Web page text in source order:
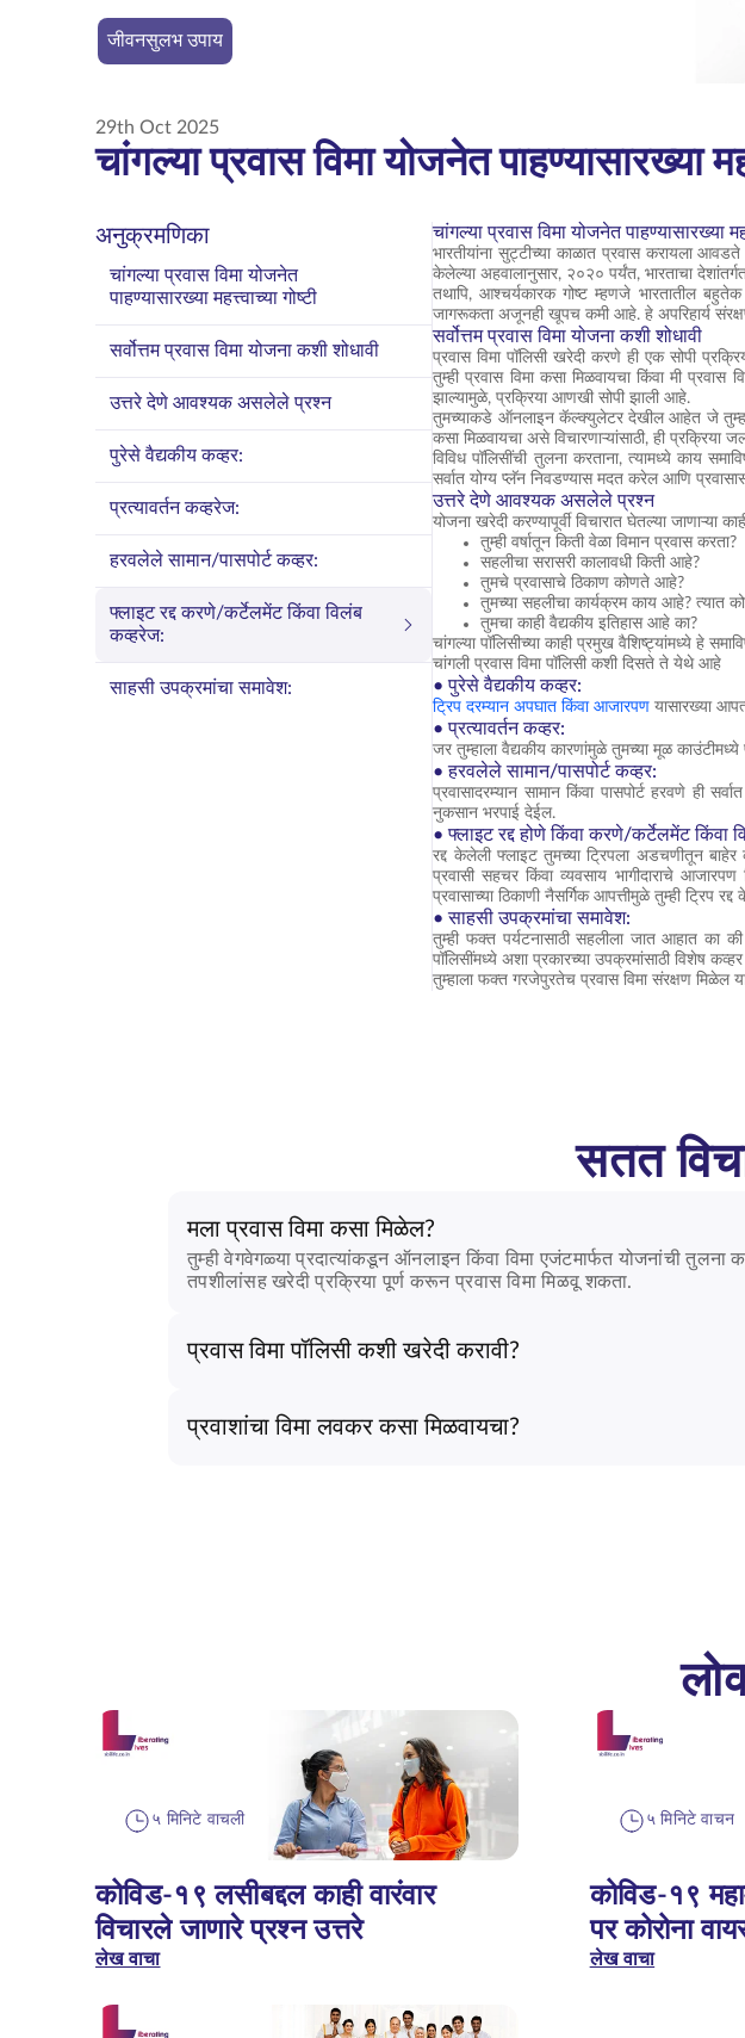
जीवनसुलभ उपाय
29th Oct 2025
चांगल्या प्रवास विमा योजनेत पाहण्यासारख्या
अनुक्रमणिका
चांगल्या प्रवास विमा योजनेत
पाहण्यासारख्या महत्त्वाच्या गोष्टी
सर्वोत्तम प्रवास विमा योजना कशी शोधावी
उत्तरे देणे आवश्यक असलेले प्रश्न
पुरेसे वैद्यकीय कव्हर:
प्रत्यावर्तन कव्हरेज:
हरवलेले सामान/पासपोर्ट कव्हर:
फ्लाइट रद्द करणे/कर्टेलमेंट किंवा विलंब
कव्हरेज:
साहसी उपक्रमांचा समावेश:
चांगल्या प्रवास विमा योजनेत पाहण्यासारख्या
भारतीयांना सुट्टीच्या काळात प्रवास करायला
केलेल्या अहवालानुसार, २०२० पर्यंत, भारताचा
तथापि, आश्चर्यकारक गोष्ट म्हणजे भारतातील बहुतेक
जागरूकता अजूनही खूपच कमी आहे. हे अपरिहार्य
सर्वोत्तम प्रवास विमा योजना कशी शोधावी
प्रवास विमा पॉलिसी खरेदी करणे ही एक सोपी
तुम्ही प्रवास विमा कसा मिळवायचा किंवा मी
झाल्यामुळे, प्रक्रिया आणखी सोपी झाली आहे.
तुमच्याकडे ऑनलाइन कॅल्क्युलेटर देखील आहेत जे
कसा मिळवायचा असे विचारणाऱ्यांसाठी, ही
विविध पॉलिसींची तुलना करताना, त्यामध्ये काय
सर्वात योग्य प्लॅन निवडण्यास मदत करेल आणि
उत्तरे देणे आवश्यक असलेले प्रश्न
योजना खरेदी करण्यापूर्वी विचारात घेतल्या जाणाऱ्या
तुम्ही वर्षातून किती वेळा विमान प्रवास करता?
सहलीचा सरासरी कालावधी किती आहे?
तुमचे प्रवासाचे ठिकाण कोणते आहे?
तुमच्या सहलीचा कार्यक्रम काय आहे? त्यात
तुमचा काही वैद्यकीय इतिहास आहे का?
चांगल्या पॉलिसीच्या काही प्रमुख वैशिष्ट्यांमध्ये हे
चांगली प्रवास विमा पॉलिसी कशी दिसते ते येथे आहे
• पुरेसे वैद्यकीय कव्हर:
ट्रिप दरम्यान अपघात किंवा आजारपण यासारख्या
• प्रत्यावर्तन कव्हर:
जर तुम्हाला वैद्यकीय कारणांमुळे तुमच्या मूळ काउंटीमध्ये
• हरवलेले सामान/पासपोर्ट कव्हर:
प्रवासादरम्यान सामान किंवा पासपोर्ट हरवणे ही
नुकसान भरपाई देईल.
• फ्लाइट रद्द होणे किंवा करणे/कर्टेलमेंट किंवा
रद्द केलेली फ्लाइट तुमच्या ट्रिपला अडचणीतून
प्रवासी सहचर किंवा व्यवसाय भागीदाराचे
प्रवासाच्या ठिकाणी नैसर्गिक आपत्तीमुळे तुम्ही ट्रिप
• साहसी उपक्रमांचा समावेश:
तुम्ही फक्त पर्यटनासाठी सहलीला जात आहात का
पॉलिसींमध्ये अशा प्रकारच्या उपक्रमांसाठी विशेष
तुम्हाला फक्त गरजेपुरतेच प्रवास विमा संरक्षण मिळेल
सतत
मला प्रवास विमा कसा मिळेल?
तुम्ही वेगवेगळ्या प्रदात्यांकडून ऑनलाइन किंवा विमा एजंटमार्फत योजनांची
तपशीलांसह खरेदी प्रक्रिया पूर्ण करून प्रवास विमा मिळवू शकता.
प्रवास विमा पॉलिसी कशी खरेदी करावी?
प्रवाशांचा विमा लवकर कसा मिळवायचा?
५ मिनिटे वाचली
कोविड-१९ लसीबद्दल काही वारंवार
विचारले जाणारे प्रश्न उत्तरे
लेख वाचा
५ मिनिटे वाचन
कोविड-१९
पर कोरोना
लेख वाचा